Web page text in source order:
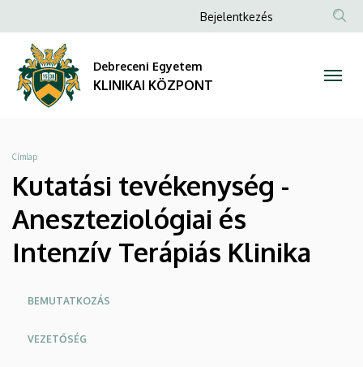
tevékenység
Aneszteziológiai
és
Intenzív
Terápiás
Klinika
KÖZPONT
a
tartalomra
Anonim
fiók
menüje
Bejelentkezés
Debreceni Egyetem
KLINIKAI KÖZPONT
Morzsa
Címlap
Kutatási tevékenység -
Aneszteziológiai és
Intenzív Terápiás Klinika
Oldalmenü
BEMUTATKOZÁS
VEZETŐSÉG